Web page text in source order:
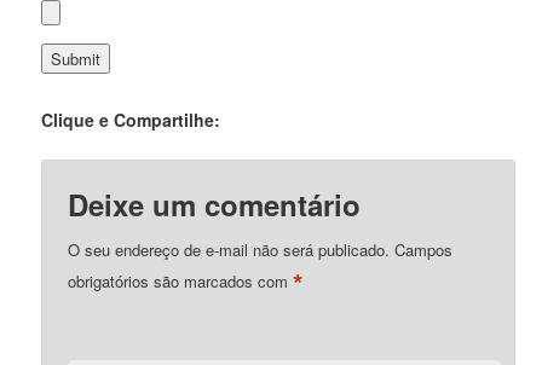
Clique e Compartilhe:
Deixe um comentário
O seu endereço de e-mail não será publicado. Campos
obrigatórios são marcados com*